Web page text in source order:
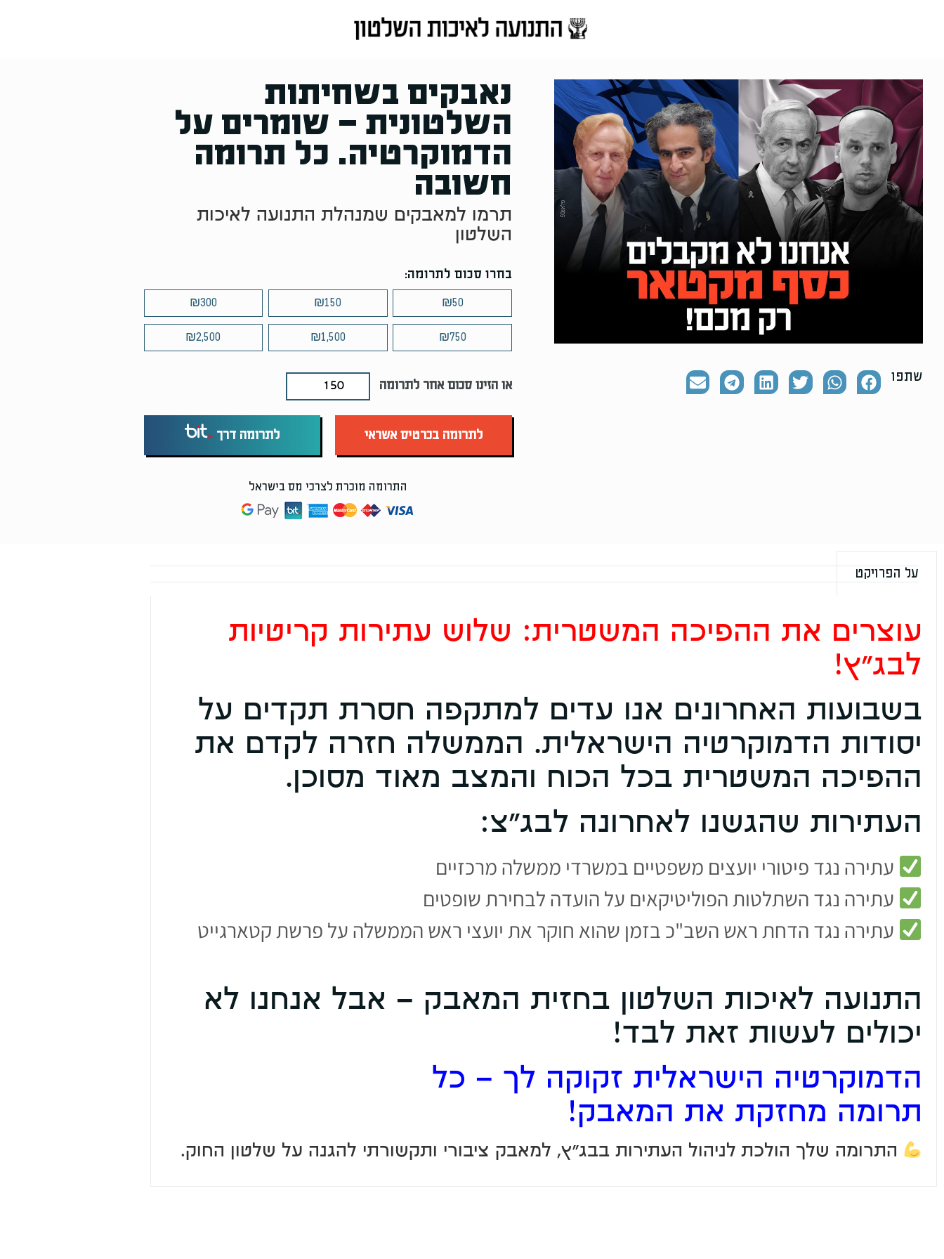
שתפו
נאבקים בשחיתות
השלטונית – שומרים על
הדמוקרטיה. כל תרומה
חשובה
תרמו למאבקים שמנהלת התנועה לאיכות
השלטון
בחרו סכום לתרומה:
₪50
₪150
₪300
₪750
₪1,500
₪2,500
או הזינו סכום אחר לתרומה
לתרומה בכרטיס אשראי לתרומה דרך
התרומה מוכרת לצרכי מס בישראל
על הפרויקט
עוצרים את ההפיכה המשטרית: שלוש עתירות קריטיות
לבג"ץ!
בשבועות האחרונים אנו עדים למתקפה חסרת תקדים על
יסודות הדמוקרטיה הישראלית. הממשלה חזרה לקדם את
ההפיכה המשטרית בכל הכוח והמצב מאוד מסוכן.
העתירות שהגשנו לאחרונה לבג"צ:
עתירה נגד פיטורי יועצים משפטיים במשרדי ממשלה מרכזיים
עתירה נגד השתלטות הפוליטיקאים על הועדה לבחירת שופטים
עתירה נגד הדחת ראש השב"כ בזמן שהוא חוקר את יועצי ראש הממשלה על פרשת קטארגייט
התנועה לאיכות השלטון בחזית המאבק – אבל אנחנו לא
יכולים לעשות זאת לבד!
הדמוקרטיה הישראלית זקוקה לך – כל
תרומה מחזקת את המאבק!
התרומה שלך הולכת לניהול העתירות בבג"ץ, למאבק ציבורי ותקשורתי להגנה על שלטון החוק.